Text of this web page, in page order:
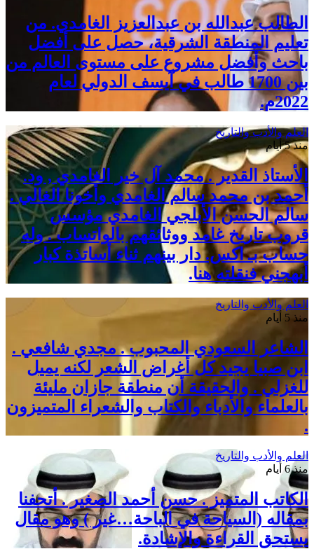
الطالب عبدالله بن عبدالعزيز الغامدي. من
تعليم المنطقة الشرقية، حصل على أفضل
باحث وأفضل مشروع على مستوى العالم من
بين 1700 طالب في آيسف الدولي لعام
2022م.
العلم والأدب والتاريخ
منذ 5 أيام
الأستاذ القدير . محمد آل خير الغامدي , ود.
أحمد بن محمد سالم الغامدي وأخونا الغالي .
سالم الحسن الأبلجي الغامدي مؤسس
قروب تاريخ غامد ووثائقهم بالواتساب . وله
حساب بـ اكس. دار بينهم ثناء أساتذة كبار
أبهجني فنقلته هنا.
العلم والأدب والتاريخ
منذ 5 أيام
الشاعر السعودي المحبوب . مجدي شافعي .
ابن صبيا يجيد كل أغراض الشعر لكنه يميل
للغزلي . والحقيقة أن منطقة جازان مليئة
بالعلماء والأدباء والكتاب والشعراء المتميزون
.
العلم والأدب والتاريخ
منذ 6 أيام
الكاتب المتميز . حسن أحمد الصغير . أتحفنا
بمقاله (السياحة في الباحة…غير ) وهو مقال
يستحق القراءة والإشادة.